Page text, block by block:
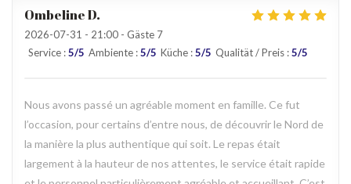
OmbelineD
2026-07-31 - 21:00 - Gäste 7
Service :5/5 Ambiente :5/5 Küche :5/5 Qualität / Preis :5/5
Nous avons passé un agréable moment en famille. Ce fut
l’occasion, pour certains d’entre nous, de découvrir le Nord de
la manière la plus authentique qui soit. Le repas était
largement à la hauteur de nos attentes, le service était rapide